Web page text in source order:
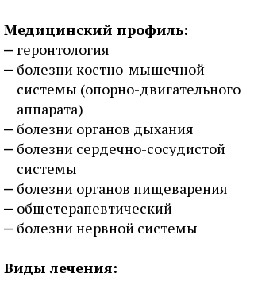
Медицинский профиль:
геронтология
болезни костно-мышечной
системы (опорно-двигательного
аппарата)
болезни органов дыхания
болезни сердечно-сосудистой
системы
болезни органов пищеварения
общетерапевтический
болезни нервной системы
Виды лечения: